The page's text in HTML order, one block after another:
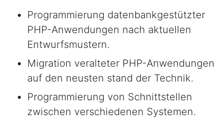
Programmierung datenbankgestützter
PHP-Anwendungen nach aktuellen
Entwurfsmustern.
Migration veralteter PHP-Anwendungen
auf den neusten stand der Technik.
Programmierung von Schnittstellen
zwischen verschiedenen Systemen.